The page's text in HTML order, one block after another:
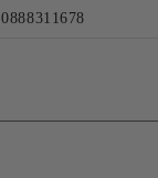
0888311678